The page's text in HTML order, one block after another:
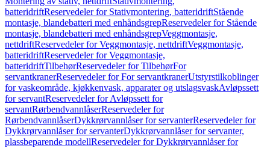
batteridriftReservedeler for Stativmontering, batteridriftStående
montasje, blandebatteri med enhåndsgrepReservedeler for Stående
montasje, blandebatteri med enhåndsgrepVeggmontasje,
nettdriftReservedeler for Veggmontasje, nettdriftVeggmontasje,
batteridriftReservedeler for Veggmontasje,
batteridriftTilbehørReservedeler for TilbehørFor
servantkranerReservedeler for For servantkranerUtstyrstilkoblinger
for vaskeområde, kjøkkenvask, apparater og utslagsvaskAvløpssett
for servantReservedeler for Avløpssett for
servantRørbendvannlåserReservedeler for
RørbendvannlåserDykkrørvannlåser for servanterReservedeler for
Dykkrørvannlåser for servanterDykkrørvannlåser for servanter,
plassbeparende modellReservedeler for Dykkrørvannlåser for